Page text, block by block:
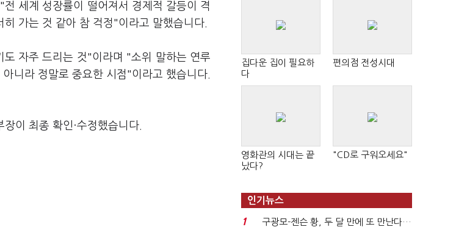
세계 성장률이 떨어져서 경제적 갈등이 격
가는 것 같아 참 걱정"이라고 말했습니다.
자주 드리는 것"이라며 "소위 말하는 연루
니라 정말로 중요한 시점"이라고 했습니다.
이 최종 확인·수정했습니다.
집다운 집이 필요하
다
편의점 전성시대
영화관의 시대는 끝
났다?
"CD로 구워오세요"
인기뉴스
1
구광모-젠슨 황, 두 달 만에 또 만난다…